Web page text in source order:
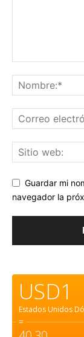
Guardar mi
navegador la
USD1
Estados Unidos
=